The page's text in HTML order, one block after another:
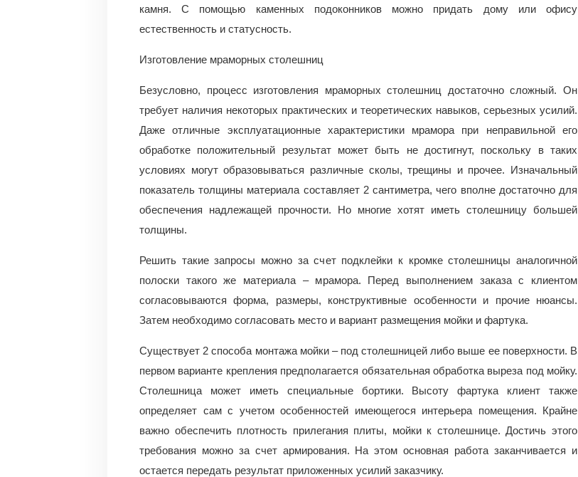
камня. С помощью каменных подоконников можно придать дому или офису
естественность и статусность.
Изготовление мраморных столешниц
Безусловно, процесс изготовления мраморных столешниц достаточно сложный. Он
требует наличия некоторых практических и теоретических навыков, серьезных усилий.
Даже отличные эксплуатационные характеристики мрамора при неправильной его
обработке положительный результат может быть не достигнут, поскольку в таких
условиях могут образовываться различные сколы, трещины и прочее. Изначальный
показатель толщины материала составляет 2 сантиметра, чего вполне достаточно для
обеспечения надлежащей прочности. Но многие хотят иметь столешницу большей
толщины.
Решить такие запросы можно за счет подклейки к кромке столешницы аналогичной
полоски такого же материала – мрамора. Перед выполнением заказа с клиентом
согласовываются форма, размеры, конструктивные особенности и прочие нюансы.
Затем необходимо согласовать место и вариант размещения мойки и фартука.
Существует 2 способа монтажа мойки – под столешницей либо выше ее поверхности. В
первом варианте крепления предполагается обязательная обработка выреза под мойку.
Столешница может иметь специальные бортики. Высоту фартука клиент также
определяет сам с учетом особенностей имеющегося интерьера помещения. Крайне
важно обеспечить плотность прилегания плиты, мойки к столешнице. Достичь этого
требования можно за счет армирования. На этом основная работа заканчивается и
остается передать результат приложенных усилий заказчику.